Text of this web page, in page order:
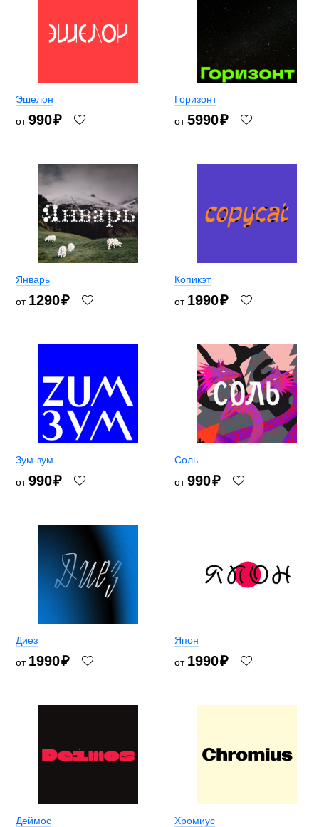
Эшелон
от990₽
Горизонт
от5990₽
Январь
от 1290₽
Копикэт
от 1990₽
Зум-зум
от990₽
Соль
от990₽
Диез
от 1990₽
Япон
от 1990₽
Деймос
Хромиус